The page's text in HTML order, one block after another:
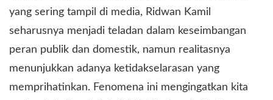
yang sering tampil di media, Ridwan Kamil
seharusnya menjadi teladan dalam keseimbangan
peran publik dan domestik, namun realitasnya
menunjukkan adanya ketidakselarasan yang
memprihatinkan. Fenomena ini mengingatkan kita